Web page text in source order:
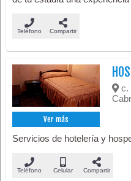
Teléfono Compartir
Ver más
c.
Servicios de hotelería y
Teléfono Celular Compartir